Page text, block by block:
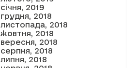
січня, 2019
грудня, 2018
листопада, 2018
жовтня, 2018
вересня, 2018
серпня, 2018
липня, 2018